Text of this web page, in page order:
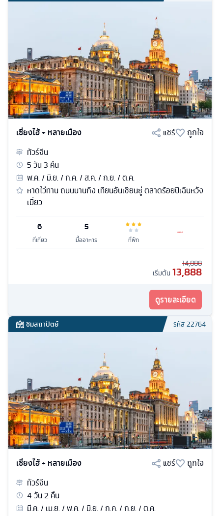
เซี่ยงไฮ้ + หลายเมือง แชร์
ถูกใจ
ทัวร์จีน
5วัน3 คืน
พ.ค. / มิ.ย. / ก.ค. / ส.ค. / ก.ย. / ต.ค.
หาดไว่ทาน ถนนนานกิง เทียนอันเชียนซู่ ตลาดร้อยปีเฉินหวัง
เมี่ยว
6
ที่เที่ยว
5
มื้ออาหาร ที่พัก
14,888
เริ่มต้น 13,888
ดูรายละเอียด
ชมสถาปัตย์ รหัส22764
เซี่ยงไฮ้ + หลายเมือง แชร์
ถูกใจ
ทัวร์จีน
4วัน2 คืน
มี.ค. / เม.ย. / พ.ค. / มิ.ย. / ก.ค. / ก.ย. / ต.ค.